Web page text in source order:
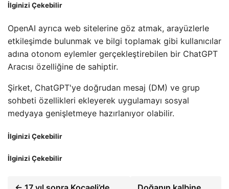
İlginizi Çekebilir
OpenAI ayrıca web sitelerine göz atmak, arayüzlerle
etkileşimde bulunmak ve bilgi toplamak gibi kullanıcılar
adına otonom eylemler gerçekleştirebilen bir ChatGPT
Aracısı özelliğine de sahiptir.
Şirket, ChatGPT'ye doğrudan mesaj (DM) ve grup
sohbeti özellikleri ekleyerek uygulamayı sosyal
medyaya genişletmeye hazırlanıyor olabilir.
İlginizi Çekebilir
İlginizi Çekebilir